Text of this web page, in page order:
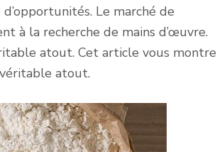
Le marché de
à la recherche de mains d’œuvre.
atout. Cet article vous montre
atout.